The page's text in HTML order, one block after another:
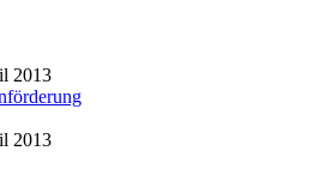
2013
2013